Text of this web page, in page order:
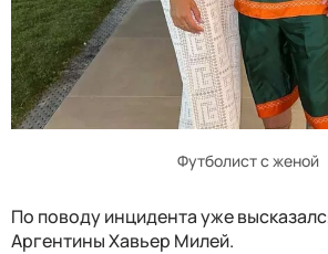
Футболист с женой
По поводу инцидента уже
Аргентины Хавьер Милей.